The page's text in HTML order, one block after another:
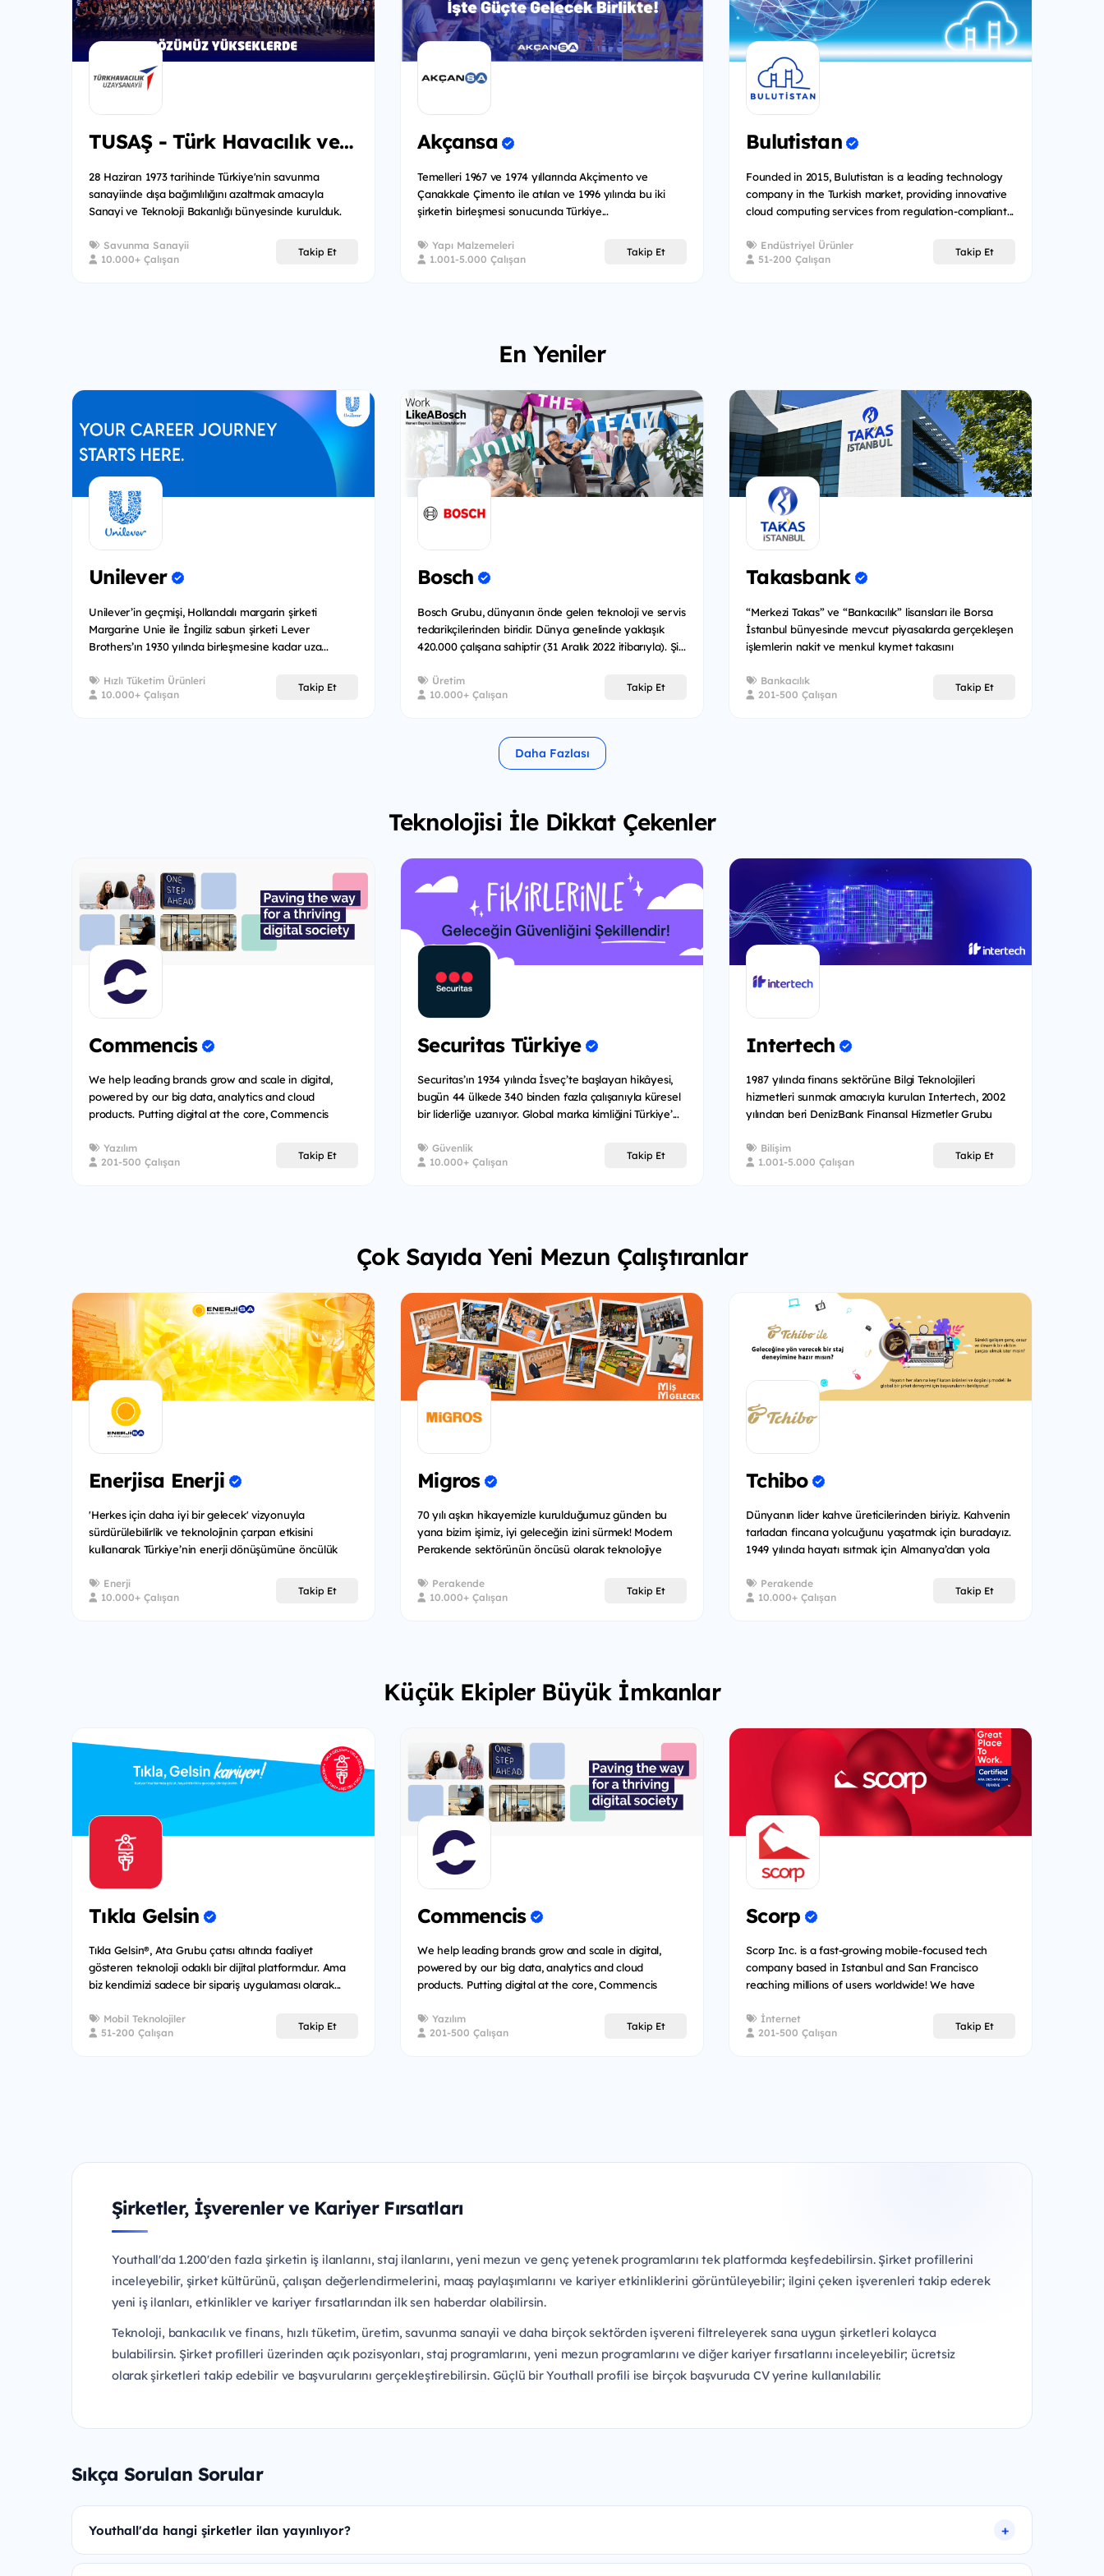
TUSAŞ - Türk Havacılık ve Uzay Sanayii
28 Haziran 1973 tarihinde Türkiye'nin savunma
sanayiinde dışa bağımlılığını azaltmak amacıyla
Sanayi ve Teknoloji Bakanlığı bünyesinde kurulduk.
Savunma Sanayii
10.000+ Çalışan
Takip Et
Akçansa
Temelleri 1967 ve 1974 yıllarında Akçimento ve
Çanakkale Çimento ile atılan ve 1996 yılında bu iki
şirketin birleşmesi sonucunda Türkiye...
Yapı Malzemeleri
1.001-5.000 Çalışan
Takip Et
Bulutistan
Founded in 2015, Bulutistan is a leading technology
company in the Turkish market, providing innovative
cloud computing services from regulation-compliant...
Endüstriyel Ürünler
51-200 Çalışan
Takip Et
En Yeniler
Unilever
Unilever’in geçmişi, Hollandalı margarin şirketi
Margarine Unie ile İngiliz sabun şirketi Lever
Brothers’ın 1930 yılında birleşmesine kadar uza...
Hızlı Tüketim Ürünleri
10.000+ Çalışan
Takip Et
Bosch
Bosch Grubu, dünyanın önde gelen teknoloji ve servis
tedarikçilerinden biridir. Dünya genelinde yaklaşık
420.000 çalışana sahiptir (31 Aralık 2022 itibarıyla). Şi...
Üretim
10.000+ Çalışan
Takip Et
Takasbank
“Merkezi Takas” ve “Bankacılık” lisansları ile Borsa
İstanbul bünyesinde mevcut piyasalarda gerçekleşen
işlemlerin nakit ve menkul kıymet takasını
Bankacılık
201-500 Çalışan
Takip Et
Daha Fazlası
Teknolojisi İle Dikkat Çekenler
Commencis
We help leading brands grow and scale in digital,
powered by our big data, analytics and cloud
products. Putting digital at the core, Commencis
Yazılım
201-500 Çalışan
Takip Et
Securitas Türkiye
Securitas’ın 1934 yılında İsveç’te başlayan hikâyesi,
bugün 44 ülkede 340 binden fazla çalışanıyla küresel
bir liderliğe uzanıyor. Global marka kimliğini Türkiye’...
Güvenlik
10.000+ Çalışan
Takip Et
Intertech
1987 yılında finans sektörüne Bilgi Teknolojileri
hizmetleri sunmak amacıyla kurulan Intertech, 2002
yılından beri DenizBank Finansal Hizmetler Grubu
Bilişim
1.001-5.000 Çalışan
Takip Et
Çok Sayıda Yeni Mezun Çalıştıranlar
Enerjisa Enerji
'Herkes için daha iyi bir gelecek' vizyonuyla
sürdürülebilirlik ve teknolojinin çarpan etkisini
kullanarak Türkiye’nin enerji dönüşümüne öncülük
Enerji
10.000+ Çalışan
Takip Et
Migros
70 yılı aşkın hikayemizle kurulduğumuz günden bu
yana bizim işimiz, iyi geleceğin izini sürmek! Modern
Perakende sektörünün öncüsü olarak teknolojiye
Perakende
10.000+ Çalışan
Takip Et
Tchibo
Dünyanın lider kahve üreticilerinden biriyiz. Kahvenin
tarladan fincana yolcuğunu yaşatmak için buradayız.
1949 yılında hayatı ısıtmak için Almanya’dan yola
Perakende
10.000+ Çalışan
Takip Et
Küçük Ekipler Büyük İmkanlar
Tıkla Gelsin
Tıkla Gelsin®, Ata Grubu çatısı altında faaliyet
gösteren teknoloji odaklı bir dijital platformdur. Ama
biz kendimizi sadece bir sipariş uygulaması olarak...
Mobil Teknolojiler
51-200 Çalışan
Takip Et
Commencis
We help leading brands grow and scale in digital,
powered by our big data, analytics and cloud
products. Putting digital at the core, Commencis
Yazılım
201-500 Çalışan
Takip Et
Scorp
Scorp Inc. is a fast-growing mobile-focused tech
company based in Istanbul and San Francisco
reaching millions of users worldwide! We have
İnternet
201-500 Çalışan
Takip Et
Şirketler, İşverenler ve Kariyer Fırsatları
Youthall'da 1.200'den fazla şirketin iş ilanlarını, staj ilanlarını, yeni mezun ve genç yetenek programlarını tek platformda keşfedebilirsin. Şirket profillerini
inceleyebilir, şirket kültürünü, çalışan değerlendirmelerini, maaş paylaşımlarını ve kariyer etkinliklerini görüntüleyebilir; ilgini çeken işverenleri takip ederek
yeni iş ilanları, etkinlikler ve kariyer fırsatlarından ilk sen haberdar olabilirsin.
Teknoloji, bankacılık ve finans, hızlı tüketim, üretim, savunma sanayii ve daha birçok sektörden işvereni filtreleyerek sana uygun şirketleri kolayca
bulabilirsin. Şirket profilleri üzerinden açık pozisyonları, staj programlarını, yeni mezun programlarını ve diğer kariyer fırsatlarını inceleyebilir; ücretsiz
olarak şirketleri takip edebilir ve başvurularını gerçekleştirebilirsin. Güçlü bir Youthall profili ise birçok başvuruda CV yerine kullanılabilir.
Sıkça Sorulan Sorular
Youthall'da hangi şirketler ilan yayınlıyor?